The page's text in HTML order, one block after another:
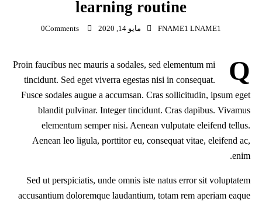
learning routine
FNAME1 LNAME1 مايو 14, 2020 0Comments
Q
Proin faucibus nec mauris a sodales, sed elementum mi
tincidunt. Sed eget viverra egestas nisi in consequat.
Fusce sodales augue a accumsan. Cras sollicitudin, ipsum eget
blandit pulvinar. Integer tincidunt. Cras dapibus. Vivamus
elementum semper nisi. Aenean vulputate eleifend tellus.
Aenean leo ligula, porttitor eu, consequat vitae, eleifend ac,
enim.
Sed ut perspiciatis, unde omnis iste natus error sit voluptatem
accusantium doloremque laudantium, totam rem aperiam eaque